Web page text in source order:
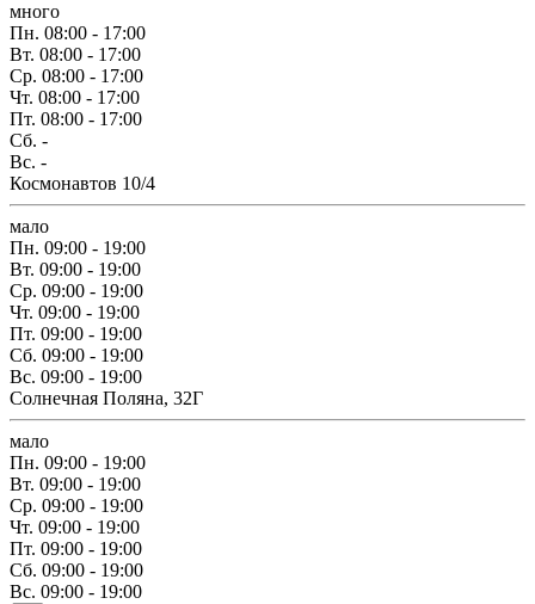
много
Пн. 08:00 - 17:00
Вт. 08:00 - 17:00
Ср. 08:00 - 17:00
Чт. 08:00 - 17:00
Пт. 08:00 - 17:00
Сб. -
Вс. -
Космонавтов 10/4
мало
Пн. 09:00 - 19:00
Вт. 09:00 - 19:00
Ср. 09:00 - 19:00
Чт. 09:00 - 19:00
Пт. 09:00 - 19:00
Сб. 09:00 - 19:00
Вс. 09:00 - 19:00
Солнечная Поляна, 32Г
мало
Пн. 09:00 - 19:00
Вт. 09:00 - 19:00
Ср. 09:00 - 19:00
Чт. 09:00 - 19:00
Пт. 09:00 - 19:00
Сб. 09:00 - 19:00
Вс. 09:00 - 19:00